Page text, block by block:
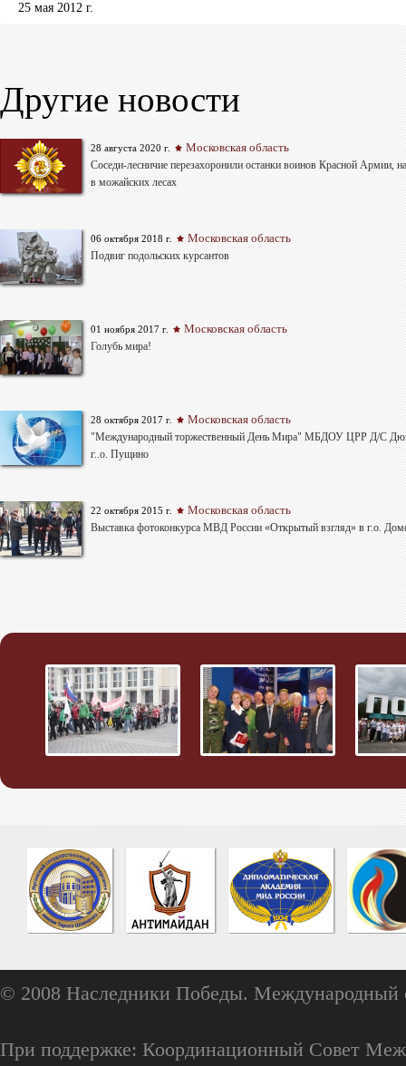
25 мая 2012 г.
Другие новости
28 августа 2020 г. Московская область
Соседи-лесничие перезахоронили останки воинов Красной Армии,
в можайских лесах
06 октября 2018 г. Московская область
Подвиг подольских курсантов
01 ноября 2017 г. Московская область
Голубь мира!
28 октября 2017 г. Московская область
"Международный торжественный День Мира" МБДОУ ЦРР Д/С
г..о. Пущино
22 октября 2015 г. Московская область
Выставка фотоконкурса МВД России «Открытый взгляд» в г.о.
© 2008 Наследники Победы. Международный
При поддержке: Координационный Совет